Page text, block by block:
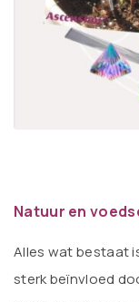
Natuur en
Alles wat bestaat
sterk beïnvloed